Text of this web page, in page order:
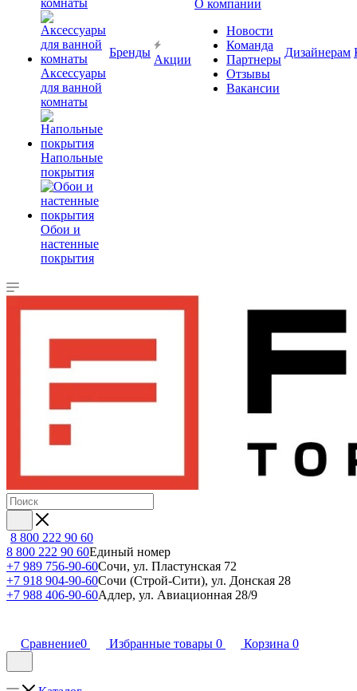
комнаты
Аксессуары
для ванной
комнаты
Напольные
покрытия
Обои и
настенные
покрытия
Бренды
Акции
О компании
Новости
Команда
Партнеры
Отзывы
Вакансии
Дизайнерам
8 800 222 90 60
8 800 222 90 60Единый номер
+7 989 756-90-60Сочи, ул. Пластунская 72
+7 918 904-90-60Сочи (Строй-Сити), ул. Донская 28
+7 988 406-90-60Адлер, ул. Авиационная 28/9
Сравнение0 Избранные товары 0 Корзина 0